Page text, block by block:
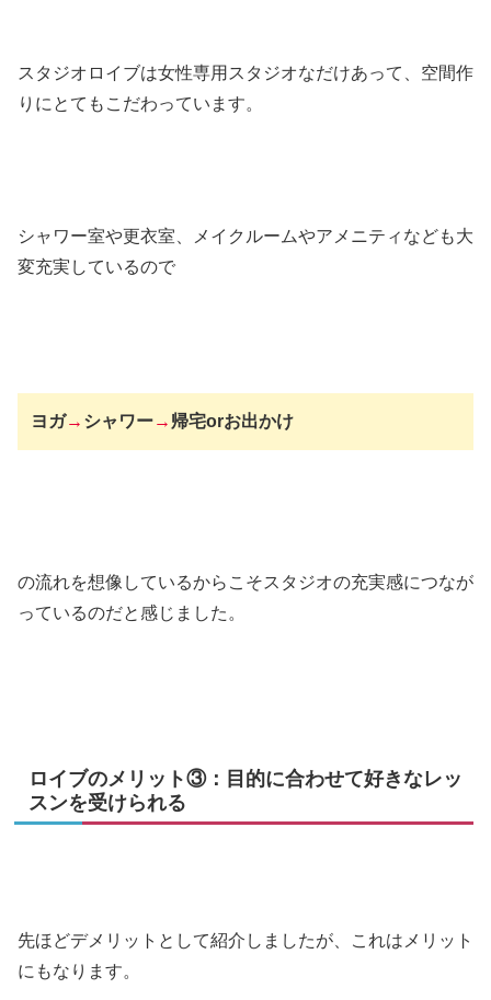
スタジオロイブは女性専用スタジオなだけあって、空間作
りにとてもこだわっています。
シャワー室や更衣室、メイクルームやアメニティなども大
変充実しているので
ヨガ→ シャワー→ 帰宅orお出かけ
の流れを想像しているからこそスタジオの充実感につなが
っているのだと感じました。
ロイブのメリット③：目的に合わせて好きなレッ
スンを受けられる
先ほどデメリットとして紹介しましたが、これはメリット
にもなります。